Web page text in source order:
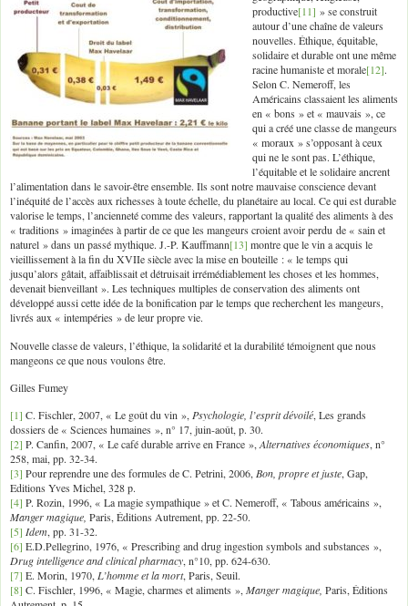
productive[11] » se construit
autour d’une chaîne de valeurs
nouvelles. Éthique, équitable,
solidaire et durable ont une même
racine humaniste et morale[12].
Selon C. Nemeroff, les
Américains classaient les aliments
en « bons » et « mauvais », ce
qui a créé une classe de mangeurs
« moraux » s’opposant à ceux
qui ne le sont pas. L’éthique,
l’équitable et le solidaire ancrent
l’alimentation dans le savoir-être ensemble. Ils sont notre mauvaise conscience devant
l’inéquité de l’accès aux richesses à toute échelle, du planétaire au local. Ce qui est durable
valorise le temps, l’ancienneté comme des valeurs, rapportant la qualité des aliments à des
« traditions » imaginées à partir de ce que les mangeurs croient avoir perdu de « sain et
naturel » dans un passé mythique. J.-P. Kauffmann[13] montre que le vin a acquis le
vieillissement à la fin du XVIIe siècle avec la mise en bouteille : « le temps qui
jusqu’alors gâtait, affaiblissait et détruisait irrémédiablement les choses et les hommes,
devenait bienveillant ». Les techniques multiples de conservation des aliments ont
développé aussi cette idée de la bonification par le temps que recherchent les mangeurs,
livrés aux « intempéries » de leur propre vie.
Nouvelle classe de valeurs, l’éthique, la solidarité et la durabilité témoignent que nous
mangeons ce que nous voulons être.
Gilles Fumey
[1] C. Fischler, 2007, « Le goût du vin »,Psychologie, l’esprit dévoilé, Les grands
dossiers de « Sciences humaines », n° 17, juin-août, p. 30.
[2] P. Canfin, 2007, « Le café durable arrive en France »,Alternatives économiques, n°
258, mai, pp. 32-34.
[3] Pour reprendre une des formules de C. Petrini, 2006,Bon, propre et juste, Gap,
Editions Yves Michel, 328 p.
[4] P. Rozin, 1996, « La magie sympathique » et C. Nemeroff, « Tabous américains »,
Manger magique, Paris, Éditions Autrement, pp. 22-50.
[5] Idem, pp. 31-32.
[6] E.D.Pellegrino, 1976, « Prescribing and drug ingestion symbols and substances »,
Drug intelligence and clinical pharmacy, n°10, pp. 624-630.
[7] E. Morin, 1970,L’homme et la mort, Paris, Seuil.
[8] C. Fischler, 1996, « Magie, charmes et aliments »,Manger magique, Paris, Éditions